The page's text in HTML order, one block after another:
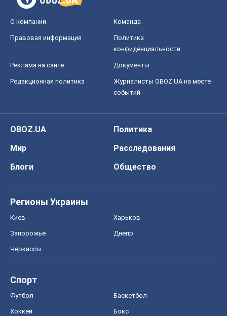
О компании Команда
Правовая информация
Политика
конфиденциальности
Реклама на сайте Документы
Редакционная политика
Журналисты OBOZ.UA на месте
событий
OBOZ.UA
Политика
Мир
Расследования
Блоги
Общество
Регионы Украины
Киев Харьков
Запорожье Днепр
Черкассы
Спорт
Футбол Баскетбол
Хоккей Бокс